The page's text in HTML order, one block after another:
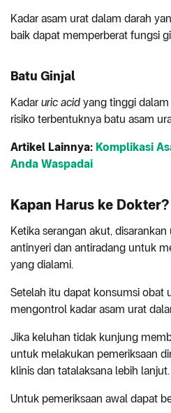
Kadar asam urat dalam darah
baik dapat memperberat fungsi
Batu Ginjal
Kadar uric acid yang tinggi
risiko terbentuknya batu asam
Artikel Lainnya: Komplikasi
Anda Waspadai
Kapan Harus ke Dokter?
Ketika serangan akut,
antinyeri dan antiradang untuk
yang dialami.
Setelah itu dapat konsumsi obat
mengontrol kadar asam urat
Jika keluhan tidak kunjung
untuk melakukan pemeriksaan
klinis dan tatalaksana lebih lanjut.
Untuk pemeriksaan awal dapat